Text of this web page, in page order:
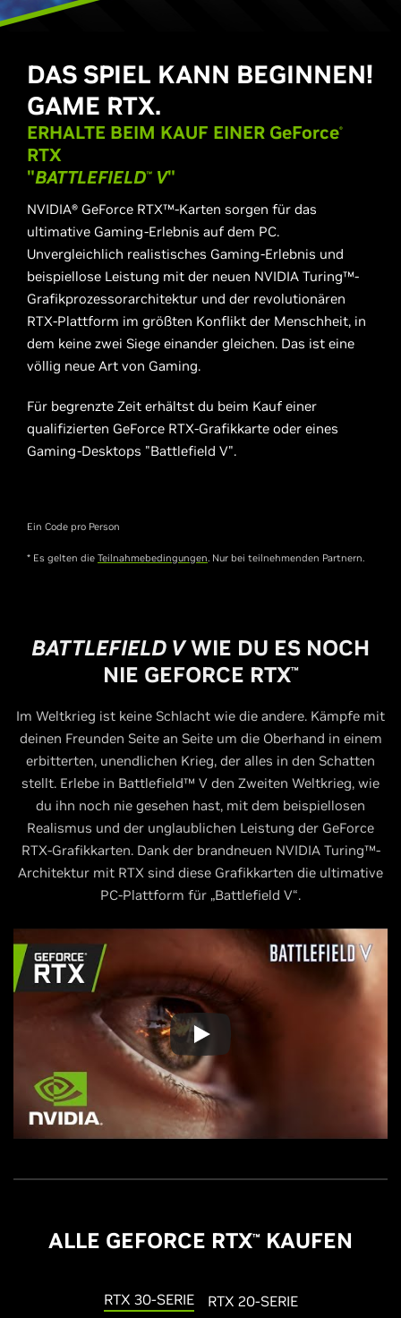
DAS SPIEL KANN BEGINNEN!
GAME RTX.
ERHALTE BEIM KAUF EINER GeForce​®
RTX
"BATTLEFIELD™ V"
NVIDIA® GeForce RTX™-Karten sorgen für das
ultimative Gaming-Erlebnis auf dem PC.
Unvergleichlich realistisches Gaming-Erlebnis und
beispiellose Leistung mit der neuen NVIDIA Turing™-
Grafikprozessorarchitektur und der revolutionären
RTX-Plattform im größten Konflikt der Menschheit, in
dem keine zwei Siege einander gleichen. Das ist eine
völlig neue Art von Gaming.
Für begrenzte Zeit erhältst du beim Kauf einer
qualifizierten GeForce RTX-Grafikkarte oder eines
Gaming-Desktops "Battlefield V".
Ein Code pro Person
* Es gelten die Teilnahmebedingungen. Nur bei teilnehmenden Partnern.
BATTLEFIELD VWIE DU ES NOCH
NIE GEFORCE RTX™
Im Weltkrieg ist keine Schlacht wie die andere. Kämpfe mit
deinen Freunden Seite an Seite um die Oberhand in einem
erbitterten, unendlichen Krieg, der alles in den Schatten
stellt. Erlebe in Battlefield™ V den Zweiten Weltkrieg, wie
du ihn noch nie gesehen hast, mit dem beispiellosen
Realismus und der unglaublichen Leistung der GeForce
RTX-Grafikkarten. Dank der brandneuen NVIDIA Turing™-
Architektur mit RTX sind diese Grafikkarten die ultimative
PC-Plattform für „Battlefield V“.
ALLE GEFORCE RTX™ KAUFEN
RTX 30-SERIE RTX 20-SERIE